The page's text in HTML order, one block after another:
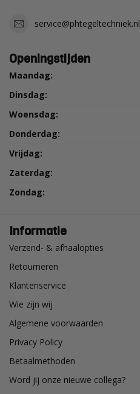
service@phtegeltechniek.nl
Openingstijden
Maandag:
Dinsdag:
Woensdag:
Donderdag:
Vrijdag:
Zaterdag:
Zondag:
Informatie
Verzend- & afhaalopties
Retourneren
Klantenservice
Wie zijn wij
Algemene voorwaarden
Privacy Policy
Betaalmethoden
Word jij onze nieuwe collega?